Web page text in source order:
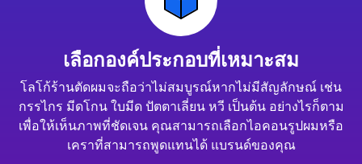
เลือกองค์ประกอบที่เหมาะสม
โลโก้ร้านตัดผมจะถือว่าไม่สมบูรณ์หากไม่มีสัญลักษณ์ เช่น
กรรไกร มีดโกน ใบมีด ปัตตาเลี่ยน หวี เป็นต้น อย่างไรก็ตาม
เพื่อให้เห็นภาพที่ชัดเจน คุณสามารถเลือกไอคอนรูปผมหรือ
เคราที่สามารถพูดแทนได้ แบรนด์ของคุณ